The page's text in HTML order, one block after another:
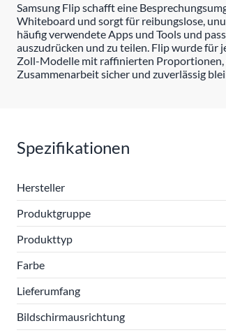
Samsung Flip schafft eine
Whiteboard und sorgt für reibungslose,
häufig verwendete Apps und Tools und
auszudrücken und zu teilen. Flip wurde
Zoll-Modelle mit raffinierten Proportionen,
Zusammenarbeit sicher und zuverlässig
Spezifikationen
Hersteller
Produktgruppe
Produkttyp
Farbe
Lieferumfang
Bildschirmausrichtung